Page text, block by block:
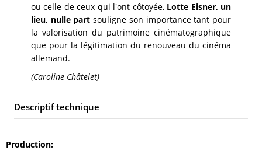
ou celle de ceux qui l'ont côtoyée, Lotte Eisner, un
lieu, nulle part souligne son importance tant pour
la valorisation du patrimoine cinématographique
que pour la légitimation du renouveau du cinéma
allemand.
(Caroline Châtelet)
Descriptif technique
Production